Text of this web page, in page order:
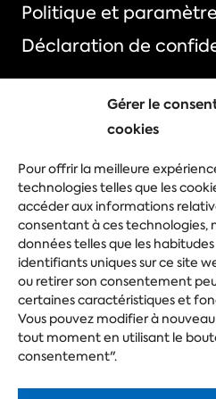
Gérer le
cookies
Pour offrir la meilleure
technologies telles que les
accéder aux informations
consentant à ces technologies,
données telles que les
identifiants uniques sur ce site
ou retirer son consentement
certaines caractéristiques et
Vous pouvez modifier à
tout moment en utilisant le
consentement".
Politique et
Déclaration de
Choisissez votre
Foire commerciale
Evénement
Posez votre